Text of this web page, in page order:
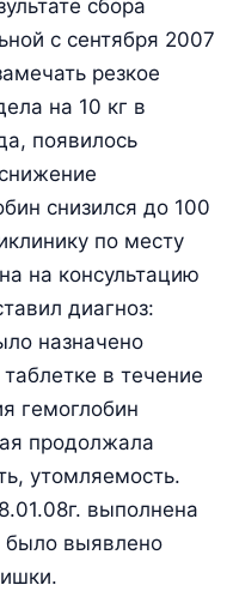
сбора
с сентября 2007
резкое
на 10 кг в
появилось
снизился до 100
по месту
на консультацию
диагноз:
назначено
в течение
гемоглобин
продолжала
утомляемость.
выполнена
было выявлено